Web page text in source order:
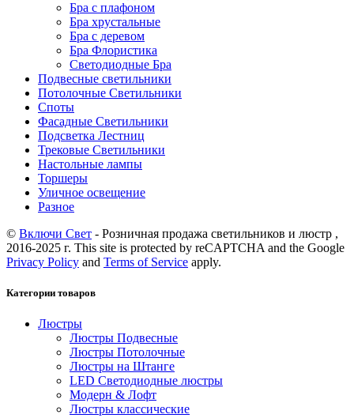
Бра с плафоном
Бра хрустальные
Бра с деревом
Бра Флористика
Светодиодные Бра
Подвесные светильники
Потолочные Светильники
Споты
Фасадные Светильники
Подсветка Лестниц
Трековые Светильники
Настольные лампы
Торшеры
Уличное освещение
Разное
© Включи Свет - Розничная продажа светильников и люстр ,
2016-2025 г. This site is protected by reCAPTCHA and the Google
Privacy Policy and Terms of Service apply.
Категории товаров
Люстры
Люстры Подвесные
Люстры Потолочные
Люстры на Штанге
LED Светодиодные люстры
Модерн & Лофт
Люстры классические